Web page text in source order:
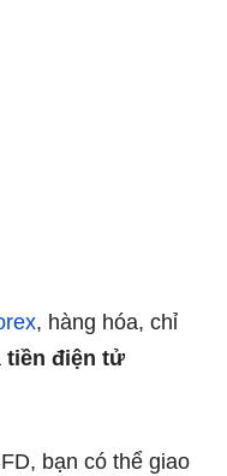
, hàng hóa, chỉ
tiền điện tử
bạn có thể giao